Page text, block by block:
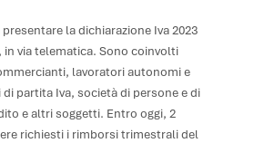
la dichiarazione Iva 2023
in via telematica. Sono coinvolti
lavoratori autonomi e
partita Iva, società di persone e di
e altri soggetti. Entro oggi, 2
richiesti i rimborsi trimestrali del